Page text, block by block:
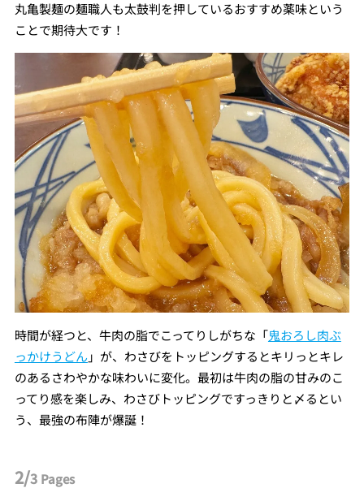
丸亀製麺の麺職人も太鼓判を押しているおすすめ薬味という
ことで期待大です！
時間が経つと、牛肉の脂でこってりしがちな「鬼おろし肉ぶ
っかけうどん 」が、わさびをトッピングするとキリっとキレ
のあるさわやかな味わいに変化。最初は牛肉の脂の甘みのこ
ってり感を楽しみ、わさびトッピングですっきりと〆るとい
う、最強の布陣が爆誕！
2/3 Pages